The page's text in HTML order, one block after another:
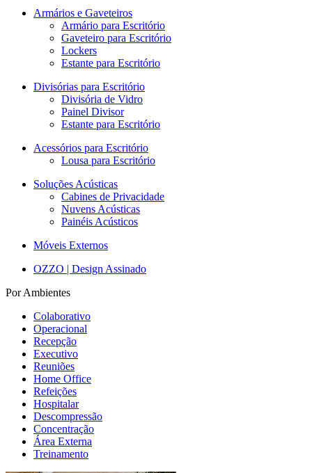
Armários e Gaveteiros
Armário para Escritório
Gaveteiro para Escritório
Lockers
Estante para Escritório
Divisórias para Escritório
Divisória de Vidro
Painel Divisor
Estante para Escritório
Acessórios para Escritório
Lousa para Escritório
Soluções Acústicas
Cabines de Privacidade
Nuvens Acústicas
Painéis Acústicos
Móveis Externos
OZZO | Design Assinado
Por Ambientes
Colaborativo
Operacional
Recepção
Executivo
Reuniões
Home Office
Refeições
Hospitalar
Descompressão
Concentração
Área Externa
Treinamento